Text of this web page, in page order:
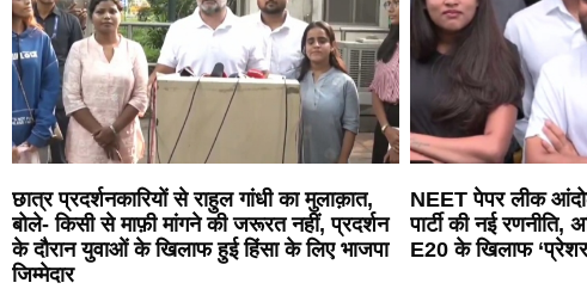
छात्र प्रदर्शनकारियों से राहुल गांधी का मुलाक़ात,
बोले- किसी से माफ़ी मांगने की जरूरत नहीं, प्रदर्शन
के दौरान युवाओं के खिलाफ हुई हिंसा के लिए भाजपा
जिम्मेदार
NEET पेपर लीक
पार्टी की नई
E20 के खिलाफ